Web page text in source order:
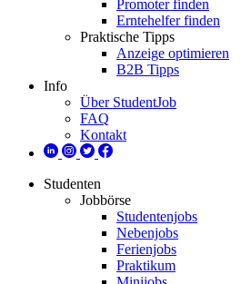
Promoter finden
Erntehelfer finden
Praktische Tipps
Anzeige optimieren
B2B Tipps
Info
Über StudentJob
FAQ
Kontakt
Studenten
Jobbörse
Studentenjobs
Nebenjobs
Ferienjobs
Praktikum